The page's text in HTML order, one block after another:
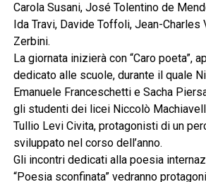
Carola Susani, José Tolentino de
Ida Travi, Davide Toffoli, Jean-Charles
Zerbini.
La giornata inizierà con “Caro poeta”,
dedicato alle scuole, durante il quale
Emanuele Franceschetti e Sacha
gli studenti dei licei Niccolò
Tullio Levi Civita, protagonisti di un
sviluppato nel corso dell’anno.
Gli incontri dedicati alla poesia
“Poesia sconfinata” vedranno